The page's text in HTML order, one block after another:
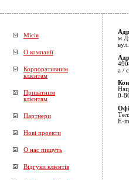
Місія
О компанії
Корпоративним
клієнтам
Приватним
клієнтам
Партнери
Нові проекти
О нас пишуть
Відгуки клієнтів
м
а /
0-
E-